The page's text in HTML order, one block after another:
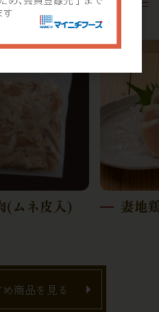
(ムネ皮入) 妻地
商品を見る